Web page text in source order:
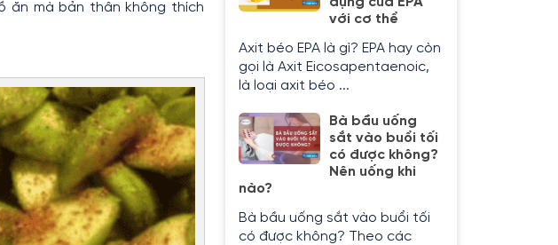
ăn mà bản thân không thích
với cơ thể
Axit béo EPA là gì? EPA hay còn
gọi là Axit Eicosapentaenoic,
là loại axit béo ...
Bà bầu uống
sắt vào buổi tối
có được không?
Nên uống khi
nào?
Bà bầu uống sắt vào buổi tối
có được không? Theo các